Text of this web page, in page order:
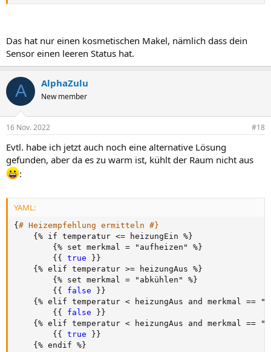
Das hat nur einen kosmetischen Makel, nämlich dass dein
Sensor einen leeren Status hat.
A AlphaZulu
New member
16 Nov. 2022 #18
Evtl. habe ich jetzt auch noch eine alternative Lösung
gefunden, aber da es zu warm ist, kühlt der Raum nicht aus
:
YAML:
{# Heizempfehlung ermitteln #}
{% if temperatur <= heizungEin %}
{% set merkmal = "aufheizen" %}
{{ true }}
{% elif temperatur >= heizungAus %}
{% set merkmal = "abkühlen" %}
{{ false }}
{% elif temperatur < heizungAus and merkmal ==
{{ false }}
{% elif temperatur < heizungAus and merkmal ==
{{ true }}
{% endif %}